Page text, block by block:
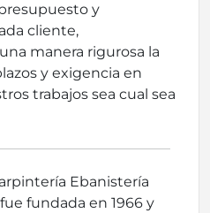
y
cliente,
manera rigurosa la
y exigencia en
trabajos sea cual sea
Ebanistería
fundada en 1966 y